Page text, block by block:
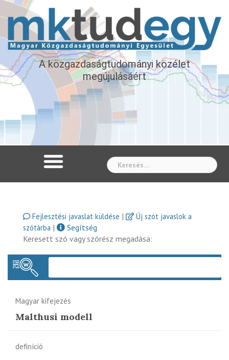
A közgazdaságtudományi közélet
megújulásáért
Fejlesztési javaslat küldése |
Új szót javaslok a
szótárba |
Segítség
Keresett szó vagy szórész megadása:
Magyar kifejezés
Malthusi modell
definíció